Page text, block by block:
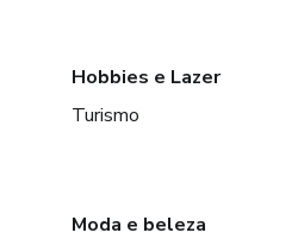
Hobbies e Lazer
Turismo
Moda e beleza